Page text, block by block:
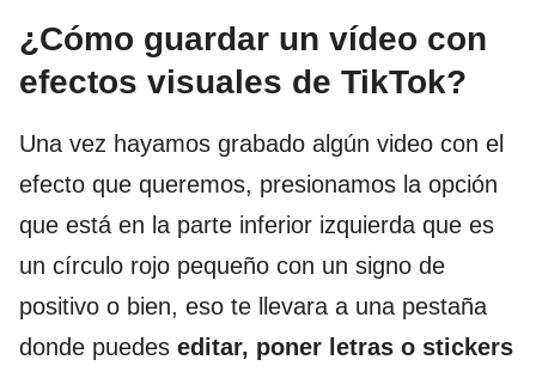
¿Cómo guardar un vídeo con
efectos visuales de TikTok?
Una vez hayamos grabado algún video con el
efecto que queremos, presionamos la opción
que está en la parte inferior izquierda que es
un círculo rojo pequeño con un signo de
positivo o bien, eso te llevara a una pestaña
donde puedes editar, poner letras o stickers